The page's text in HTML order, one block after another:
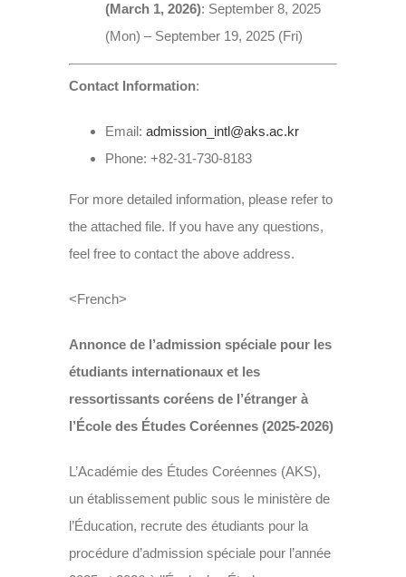
(March 1, 2026): September 8, 2025
(Mon) – September 19, 2025 (Fri)
Contact Information:
Email:admission_intl@aks.ac.kr
Phone: +82-31-730-8183
For more detailed information, please refer to
the attached file. If you have any questions,
feel free to contact the above address.
<French>
Annonce de l’admission spéciale pour les
étudiants internationaux et les
ressortissants coréens de l’étranger à
l’École des Études Coréennes (2025-2026)
L’Académie des Études Coréennes (AKS),
un établissement public sous le ministère de
l’Éducation, recrute des étudiants pour la
procédure d’admission spéciale pour l’année